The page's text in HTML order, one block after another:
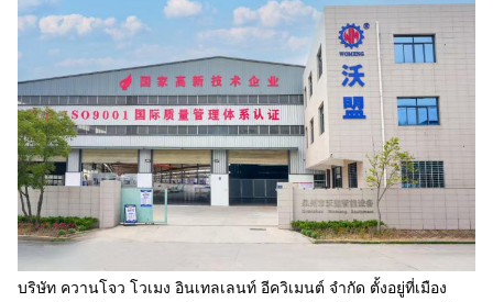
บริษัท ควานโจว โวเมง อินเทลเลนท์ อีควิเมนต์ จํากัด ตั้งอยู่ที่เมือง